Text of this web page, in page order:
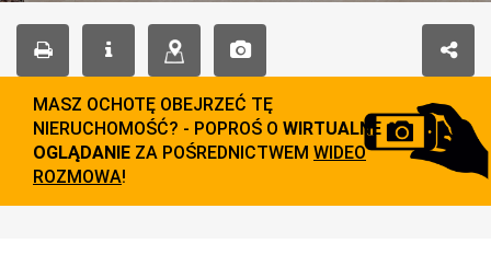
MASZ OCHOTĘ OBEJRZEĆ TĘ
NIERUCHOMOŚĆ? - POPROŚ O WIRTUALNE
OGLĄDANIE ZA POŚREDNICTWEM WIDEO
ROZMOWA!